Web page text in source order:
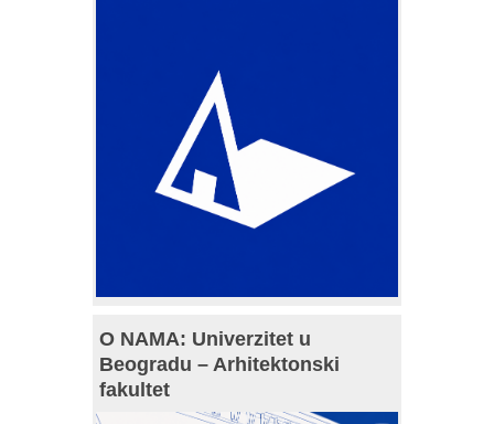
O NAMA: Univerzitet u
Beogradu – Arhitektonski
fakultet